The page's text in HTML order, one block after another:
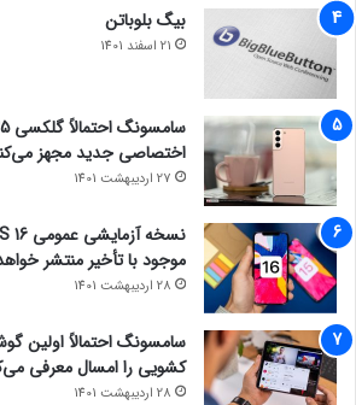
بیگ بلوباتن
21 اسفند 1401
اختصاصی جدید مجهز
27 اردیبهشت 1401
موجود با تأخیر منتشر
28 اردیبهشت 1401
سامسونگ احتمالاً اولین
کشویی را امسال معرفی
28 اردیبهشت 1401